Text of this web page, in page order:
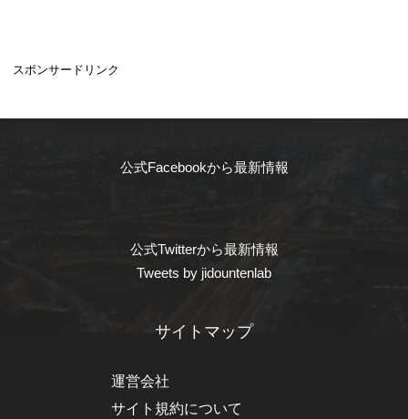
スポンサードリンク
公式Facebookから最新情報
公式Twitterから最新情報
Tweets by jidountenlab
サイトマップ
運営会社
サイト規約について